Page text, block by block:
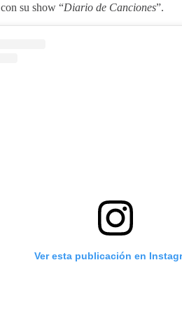
con su show “Diario de Canciones”.
Ver esta publicación en